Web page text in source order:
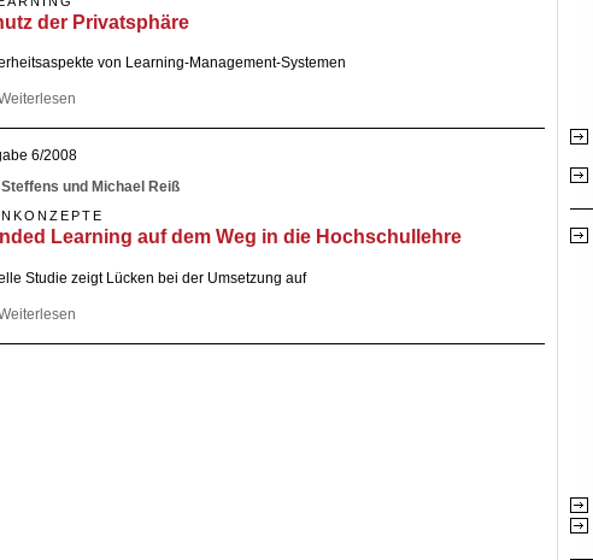
der Privatsphäre
von Learning-Management-Systemen
6/2008
und Michael Reiß
Learning auf dem Weg in die Hochschullehre
Studie zeigt Lücken bei der Umsetzung auf